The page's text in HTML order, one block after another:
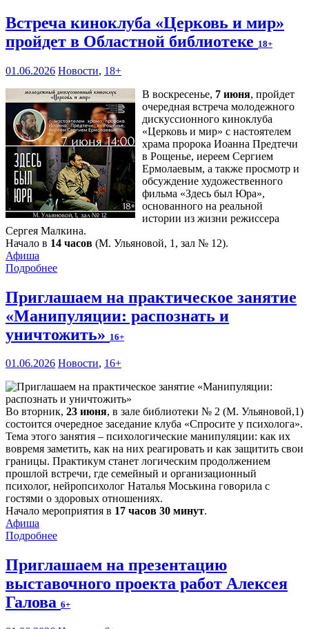
Встреча киноклуба «Церковь и мир»
пройдет в Областной библиотеке 18+
01.06.2026 Новости, 18+
В воскресенье, 7 июня, пройдет
очередная встреча молодежного
дискуссионного киноклуба
«Церковь и мир» с настоятелем
храма пророка Иоанна Предтечи
в Рощенье, иереем Сергием
Ермолаевым, а также просмотр и
обсуждение художественного
фильма «Здесь был Юра»,
основанного на реальной
истории из жизни режиссера
Сергея Малкина.
Начало в 14 часов (М. Ульяновой, 1, зал № 12).
Афиша
Подробнее
Приглашаем на практическое занятие
«Манипуляции: распознать и
уничтожить» 16+
01.06.2026 Новости, 16+
Во вторник, 23 июня, в зале библиотеки № 2 (М. Ульяновой,1)
состоится очередное заседание клуба «Спросите у психолога».
Тема этого занятия – психологические манипуляции: как их
вовремя заметить, как на них реагировать и как защитить свои
границы. Практикум станет логическим продолжением
прошлой встречи, где семейный и организационный
психолог, нейропсихолог Наталья Моськина говорила с
гостями о здоровых отношениях.
Начало мероприятия в 17 часов 30 минут.
Афиша
Подробнее
Приглашаем на презентацию
выставочного проекта работ Алексея
Галова 6+